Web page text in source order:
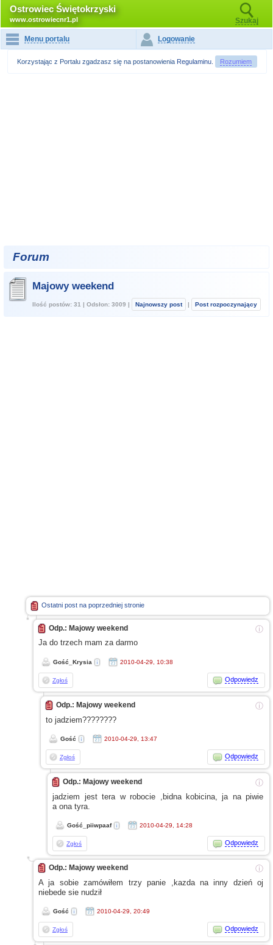
Ostrowiec Świętokrzyski
www.ostrowiecnr1.pl Szukaj
Menu portalu Logowanie
Korzystając z Portalu zgadzasz się na postanowienia Regulaminu Rozumiem
Forum
Majowy weekend
Ilość postów: 31 | Odsłon: 3009 | Najnowszy post | Post rozpoczynający
Ostatni post na poprzedniej stronie
ⓘ
Odp.: Majowy weekend
Ja do trzech mam za darmo
Gość_Krysia 2010-04-29, 10:38
Zgłoś Odpowiedz
ⓘ
Odp.: Majowy weekend
to jadziem????????
Gość 2010-04-29, 13:47
Zgłoś Odpowiedz
ⓘ
Odp.: Majowy weekend
jadziem jest tera w robocie ,bidna kobicina, ja na piwie
a ona tyra.
Gość_piiwpaaf 2010-04-29, 14:28
Zgłoś Odpowiedz
ⓘ
Odp.: Majowy weekend
A ja sobie zamówiłem trzy panie ,kazda na inny dzień oj
niebede sie nudził
Gość 2010-04-29, 20:49
Zgłoś Odpowiedz